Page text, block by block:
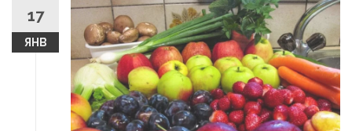
17
ЯНВ